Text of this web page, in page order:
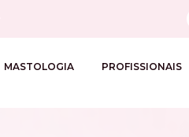
MASTOLOGIA PROFISSIONAIS